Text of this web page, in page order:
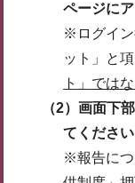
ページに
※ログイン
ット」と
ト」では
（2）画面下
てください
※報告に